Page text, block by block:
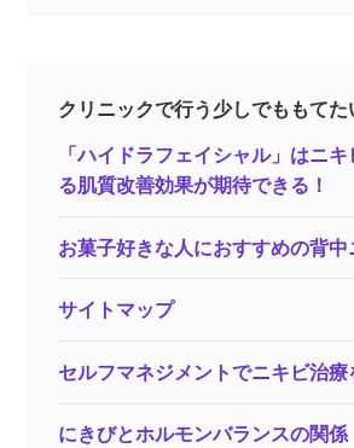
クリニックで行う少しでももてた
「ハイドラフェイシャル」はニ
る肌質改善効果が期待できる！
お菓子好きな人におすすめの背
サイトマップ
セルフマネジメントでニキビ治療
にきびとホルモンバランスの関係